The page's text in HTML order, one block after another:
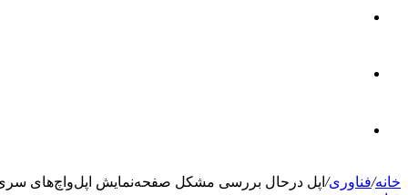
برای خانه/فناوری/ اپل درحال بررسی مشکل صفحه‌نمایش اپل‌واچ‌های سری 9 و اولترا 2